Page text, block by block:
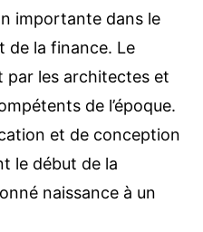
importante dans le
de la finance. Le
les architectes et
de l’époque.
et de conception
le début de la
naissance à un